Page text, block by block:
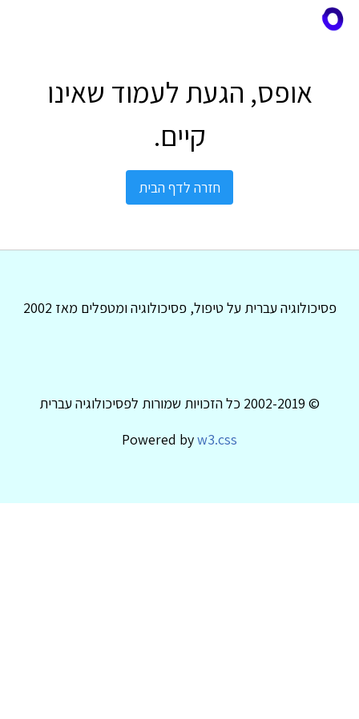
אופס, הגעת לעמוד שאינו
קיים.
חזרה לדף הבית
פסיכולוגיה עברית על טיפול, פסיכולוגיה ומטפלים מאז 2002
© 2002-2019 כל הזכויות שמורות לפסיכולוגיה עברית
Powered byw3.css